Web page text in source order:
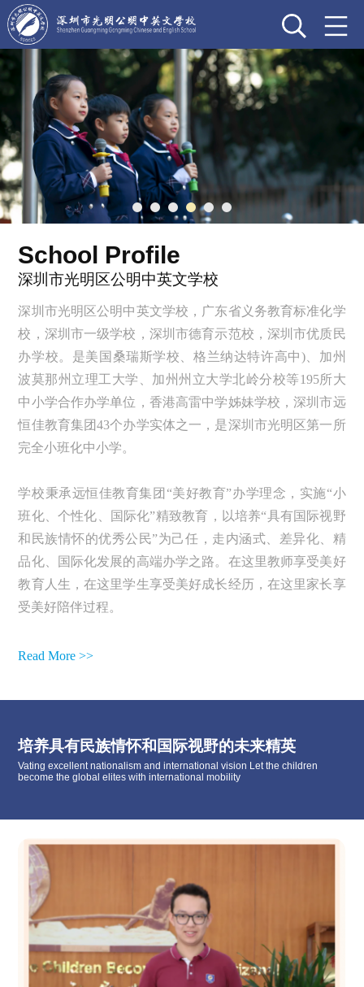
School Profile
深圳市光明区公明中英文学校
深圳市光明区公明中英文学校，广东省义务教育标准化学
校，深圳市一级学校，深圳市德育示范校，深圳市优质民
办学校。是美国桑瑞斯学校、格兰纳达特许高中)、加州
波莫那州立理工大学、加州州立大学北岭分校等195所大
中小学合作办学单位，香港高雷中学姊妹学校，深圳市远
恒佳教育集团43个办学实体之一，是深圳市光明区第一所
完全小班化中小学。
学校秉承远恒佳教育集团“美好教育”办学理念，实施“小
班化、个性化、国际化”精致教育，以培养“具有国际视野
和民族情怀的优秀公民”为己任，走内涵式、差异化、精
品化、国际化发展的高端办学之路。在这里教师享受美好
教育人生，在这里学生享受美好成长经历，在这里家长享
受美好陪伴过程。
Read More >>
培养具有民族情怀和国际视野的未来精英
Vating excellent nationalism and international vision Let the children
become the global elites with international mobility